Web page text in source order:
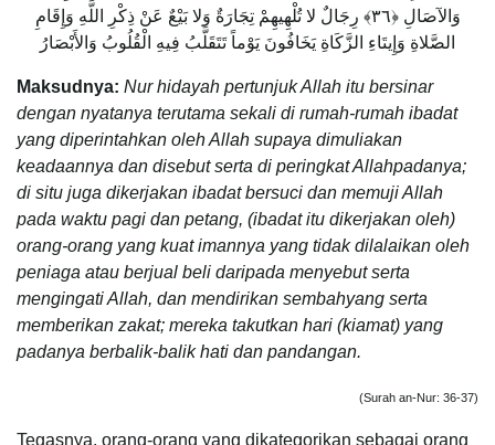
وَالآصَالِ ﴿٣٦﴾ رِجَالٌ لا تُلْهِيهِمْ تِجَارَةٌ وَلا بَيْعٌ عَنْ ذِكْرِ اللَّهِ وَإِقَامِ
الصَّلاةِ وَإِيتَاءِ الزَّكَاةِ يَخَافُونَ يَوْماً تَتَقَلَّبُ فِيهِ الْقُلُوبُ وَالأَبْصَارُ
Maksudnya: Nur hidayah pertunjuk Allah itu bersinar
dengan nyatanya terutama sekali di rumah-rumah ibadat
yang diperintahkan oleh Allah supaya dimuliakan
keadaannya dan disebut serta di peringkat Allahpadanya;
di situ juga dikerjakan ibadat bersuci dan memuji Allah
pada waktu pagi dan petang, (ibadat itu dikerjakan oleh)
orang-orang yang kuat imannya yang tidak dilalaikan oleh
peniaga atau berjual beli daripada menyebut serta
mengingati Allah, dan mendirikan sembahyang serta
memberikan zakat; mereka takutkan hari (kiamat) yang
padanya berbalik-balik hati dan pandangan.
(Surah an-Nur: 36-37)
Tegasnya, orang-orang yang dikategorikan sebagai orang